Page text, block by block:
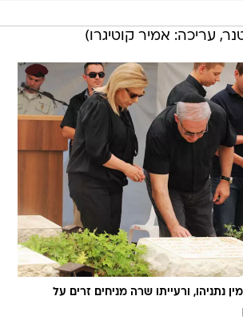
עריכה: אמיר קוטיגרו)
נתניהו, ורעייתו שרה מניחים זרים על